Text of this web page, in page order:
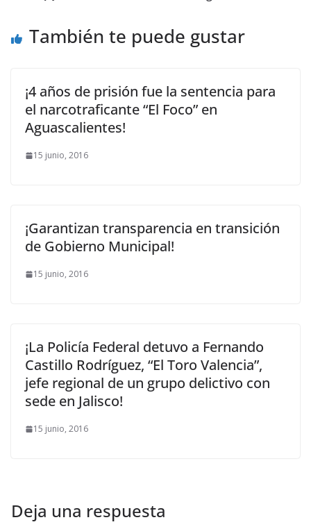
También te puede gustar
¡4 años de prisión fue la sentencia para
el narcotraficante “El Foco” en
Aguascalientes!
15 junio, 2016
¡Garantizan transparencia en transición
de Gobierno Municipal!
15 junio, 2016
¡La Policía Federal detuvo a Fernando
Castillo Rodríguez, “El Toro Valencia”,
jefe regional de un grupo delictivo con
sede en Jalisco!
15 junio, 2016
Deja una respuesta